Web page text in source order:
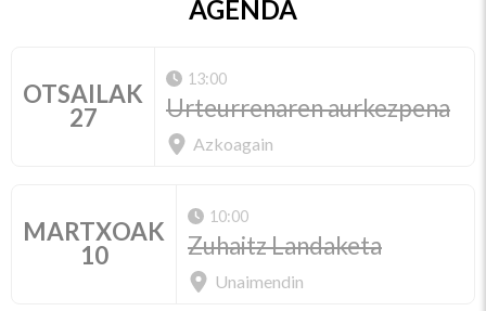
AGENDA
OTSAILAK
27
13:00
Urteurrenaren aurkezpena
Azkoagain
MARTXOAK
10
10:00
Zuhaitz Landaketa
Unaimendin